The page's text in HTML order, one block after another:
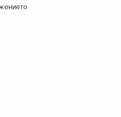
за обмен на валута
хирурзи
магазини за кексчета